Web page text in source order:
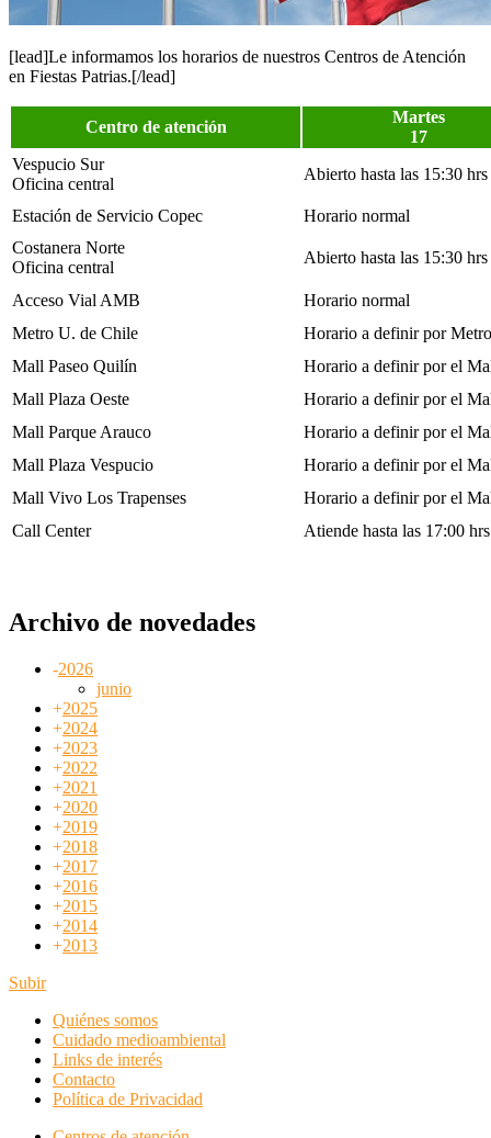
[lead]Le informamos los horarios de nuestros Centros de Atención
en Fiestas Patrias.[/lead]
Centro de atención
Martes
17
Vespucio Sur
Oficina central
Abierto hasta las 15:30 hrs
Estación de Servicio Copec
Horario normal
Costanera Norte
Oficina central
Abierto hasta las 15:30 hrs
Acceso Vial AMB
Horario normal
Metro U. de Chile
Horario a definir por Metro
Mall Paseo Quilín
Horario a definir por el
Mall Plaza Oeste
Horario a definir por el
Mall Parque Arauco
Horario a definir por el
Mall Plaza Vespucio
Horario a definir por el
Mall Vivo Los Trapenses
Horario a definir por el
Call Center
Atiende hasta las 17:00 hrs
Archivo de novedades
-2026
junio
+2025
+2024
+2023
+2022
+2021
+2020
+2019
+2018
+2017
+2016
+2015
+2014
+2013
Subir
Quiénes somos
Cuidado medioambiental
Links de interés
Contacto
Política de Privacidad